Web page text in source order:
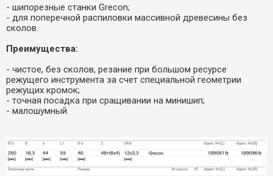
- шипорезные станки Grecon;
- для поперечной распиловки массивной древесины без
сколов.
Преимущества:
- чистое, без сколов, резание при большом ресурсе
режущего инструмента за счет специальной геометрии
режущих кромок;
- точная посадка при сращивании на минишип;
- малошумный.